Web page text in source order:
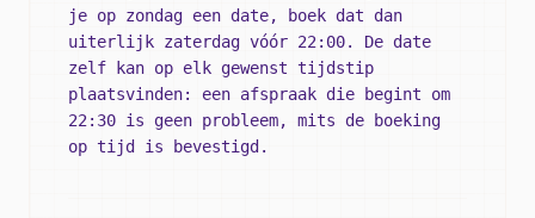
je op zondag een date, boek dat dan
uiterlijk zaterdag vóór 22:00. De date
zelf kan op elk gewenst tijdstip
plaatsvinden: een afspraak die begint om
22:30 is geen probleem, mits de boeking
op tijd is bevestigd.